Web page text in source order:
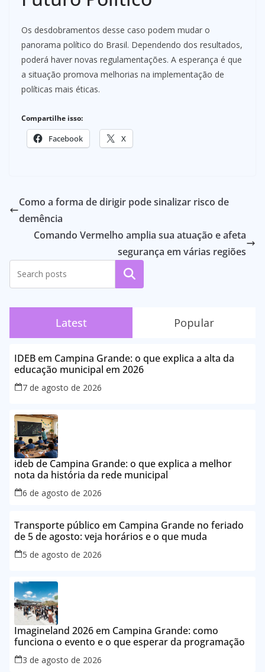
Os desdobramentos desse caso podem mudar o
panorama político do Brasil. Dependendo dos resultados,
poderá haver novas regulamentações. A esperança é que
a situação promova melhorias na implementação de
políticas mais éticas.
Compartilhe isso:
Facebook X
Como a forma de dirigir pode sinalizar risco de
demência
Comando Vermelho amplia sua atuação e afeta
segurança em várias regiões
Pesquisar
Latest Popular
IDEB em Campina Grande: o que explica a alta da
educação municipal em 2026
7 de agosto de 2026
ideb de Campina Grande: o que explica a melhor
nota da história da rede municipal
6 de agosto de 2026
Transporte público em Campina Grande no feriado
de 5 de agosto: veja horários e o que muda
5 de agosto de 2026
Imagineland 2026 em Campina Grande: como
funciona o evento e o que esperar da programação
3 de agosto de 2026